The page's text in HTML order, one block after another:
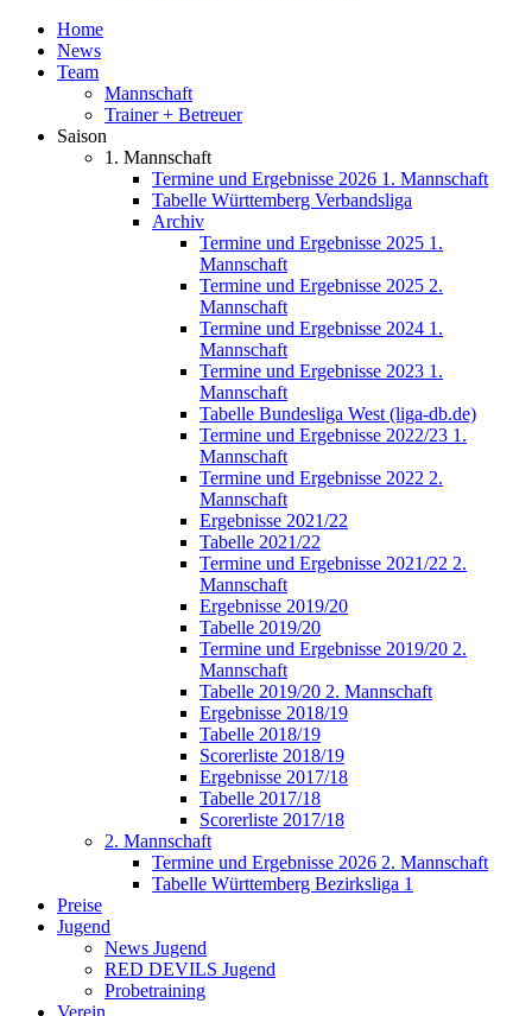
Home
News
Team
Mannschaft
Trainer + Betreuer
Saison
1. Mannschaft
Termine und Ergebnisse 2026 1. Mannschaft
Tabelle Württemberg Verbandsliga
Archiv
Termine und Ergebnisse 2025 1.
Mannschaft
Termine und Ergebnisse 2025 2.
Mannschaft
Termine und Ergebnisse 2024 1.
Mannschaft
Termine und Ergebnisse 2023 1.
Mannschaft
Tabelle Bundesliga West (liga-db.de)
Termine und Ergebnisse 2022/23 1.
Mannschaft
Termine und Ergebnisse 2022 2.
Mannschaft
Ergebnisse 2021/22
Tabelle 2021/22
Termine und Ergebnisse 2021/22 2.
Mannschaft
Ergebnisse 2019/20
Tabelle 2019/20
Termine und Ergebnisse 2019/20 2.
Mannschaft
Tabelle 2019/20 2. Mannschaft
Ergebnisse 2018/19
Tabelle 2018/19
Scorerliste 2018/19
Ergebnisse 2017/18
Tabelle 2017/18
Scorerliste 2017/18
2. Mannschaft
Termine und Ergebnisse 2026 2. Mannschaft
Tabelle Württemberg Bezirksliga 1
Preise
Jugend
News Jugend
RED DEVILS Jugend
Probetraining
Verein